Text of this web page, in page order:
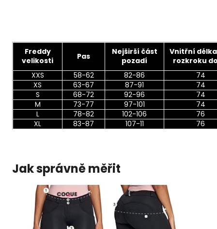
Freddy
velikosti
Pas
Nejširší část
pozadí
Vnitřní
rozkroku
XXS
58-62 82-86
74
XS
63-67 87-91
74
S
68-72 92-96
74
M
73-77 97-101
74
L
78-82 102-106
76
XL
83-87 107-11 76
Jak správně měřit